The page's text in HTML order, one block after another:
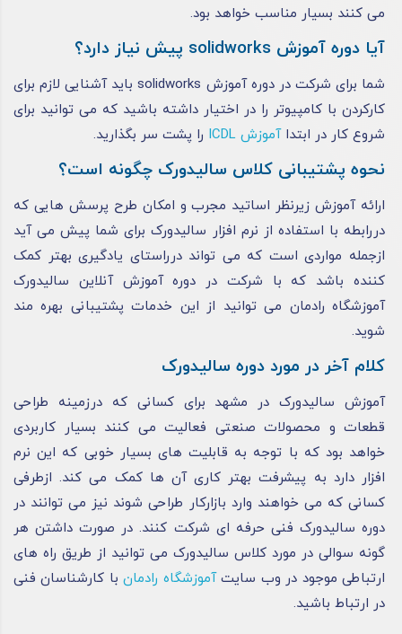
می‌ کنند بسیار مناسب خواهد بود.
آیا دوره آموزش solidworks پیش نیاز دارد؟
شما برای شرکت در دوره آموزش solidworks باید آشنایی لازم برای
کارکردن با کامپیوتر را در اختیار داشته باشید که می‌ توانید برای
شروع کار در ابتداآموزش ICDL را پشت سر بگذارید.
نحوه پشتیبانی کلاس سالیدورک چگونه است؟
ارائه آموزش زیرنظر اساتید مجرب و امکان طرح پرسش‌ هایی که
دررابطه‌ با استفاده از نرم‌ افزار سالیدورک برای شما پیش می‌ آید
ازجمله مواردی است که می‌ تواند درراستای یادگیری بهتر کمک‌
کننده باشد که با شرکت در دوره آموزش آنلاین سالیدورک
آموزشگاه رادمان می‌ توانید از این خدمات پشتیبانی بهره‌ مند
شوید.
کلام آخر در مورد دوره سالیدورک
آموزش سالیدورک در مشهد برای کسانی که درزمینه طراحی
قطعات و محصولات صنعتی فعالیت می‌ کنند بسیار کاربردی
خواهد بود که با توجه به قابلیت‌ های بسیار خوبی که این نرم‌
افزار دارد به پیشرفت بهتر کاری آن‌ ها کمک می‌ کند. ازطرفی
کسانی که می‌ خواهند وارد بازارکار طراحی شوند نیز می‌ توانند در
دوره سالیدورک فنی حرفه ای شرکت کنند. در صورت داشتن هر
گونه سوالی در مورد کلاس سالیدورک می توانید از طریق راه های
ارتباطی موجود در وب سایتآموزشگاه رادمانبا کارشناسان فنی
در ارتباط باشید.